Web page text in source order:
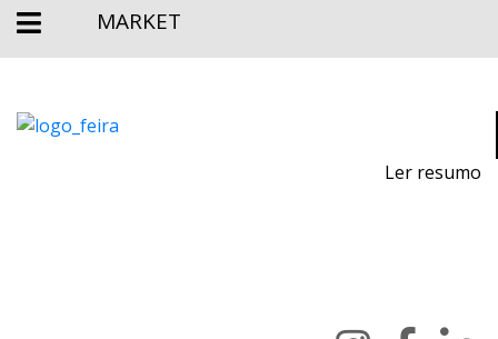
MARKET
Ler resumo